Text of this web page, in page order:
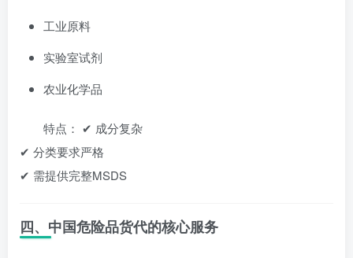
工业原料
实验室试剂
农业化学品
特点： ✔ 成分复杂
✔ 分类要求严格
✔ 需提供完整MSDS
四、中国危险品货代的核心服务